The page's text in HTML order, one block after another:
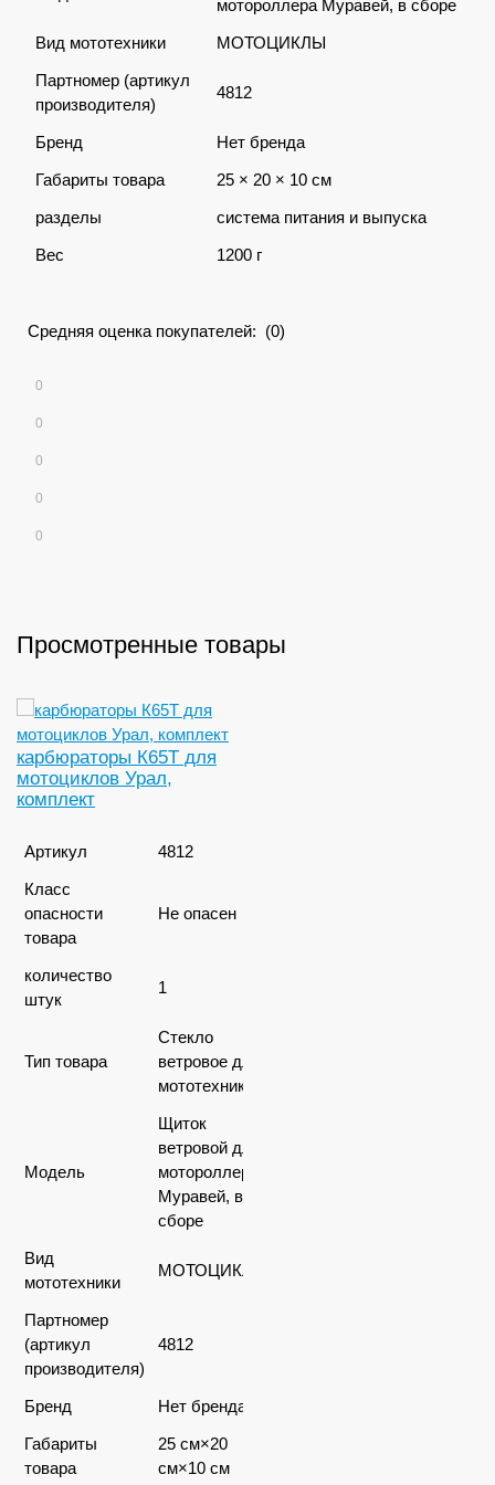
мотороллера Муравей, в сборе
Вид мототехники
МОТОЦИКЛЫ
Партномер (артикул
производителя)
4812
Бренд
Нет бренда
Габариты товара
25 × 20 × 10 см
разделы
система питания и выпуска
Вес
1200 г
Средняя оценка покупателей: (0)
0
0
0
0
0
Просмотренные товары
карбюраторы К65Т для
мотоциклов Урал,
комплект
Артикул
4812
Класс
опасности
товара
Не опасен
количество
штук
1
Тип товара
Стекло
ветровое для
мототехники
Модель
Щиток
ветровой для
мотороллера
Муравей, в
сборе
Вид
мототехники
МОТОЦИКЛЫ
Партномер
(артикул
производителя)
4812
Бренд
Нет бренда
Габариты
товара
25 см×20
см×10 см